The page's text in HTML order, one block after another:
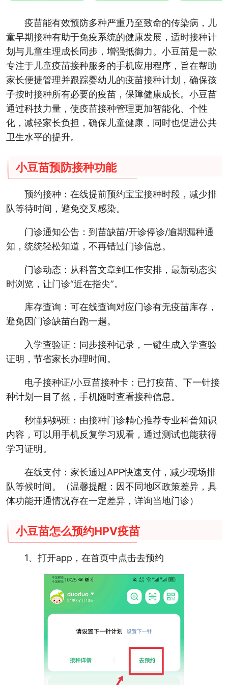
疫苗能有效预防多种严重乃至致命的传染病，儿
童早期接种有助于免疫系统的健康发展，适时接种计
划与儿童生理成长同步，增强抵御力。小豆苗是一款
专注于儿童疫苗接种服务的手机应用程序，旨在帮助
家长便捷管理并跟踪婴幼儿的疫苗接种计划，确保孩
子按时接种所有必要的疫苗，保障健康成长。小豆苗
通过科技力量，使疫苗接种管理更加智能化、个性
化，减轻家长负担，确保儿童健康，同时也促进公共
卫生水平的提升。
小豆苗预防接种功能
预约接种：在线提前预约宝宝接种时段，减少排
队等待时间，避免交叉感染。
门诊通知公告：到苗缺苗/开诊停诊/逾期漏种通
知，统统轻松知道，不再错过门诊信息。
门诊动态：从科普文章到工作安排，最新动态实
时浏览，让门诊“近在指尖”。
库存查询：可在线查询对应门诊有无疫苗库存，
避免因门诊缺苗白跑一趟。
入学查验证：同步接种记录，一键生成入学查验
证明，节省家长办理时间。
电子接种证/小豆苗接种卡：已打疫苗、下一针接
种计划一目了然，手机随时查看接种信息。
秒懂妈妈班：由接种门诊精心推荐专业科普知识
内容，可以用手机反复学习观看，通过测试也能获得
学习证明。
在线支付：家长通过APP快速支付，减少现场排
队等候时间。（温馨提醒：因不同地区政策差异，具
体功能开通情况存在一定差异，详询当地门诊）
小豆苗怎么预约HPV疫苗
1、打开app，在首页中点击去预约